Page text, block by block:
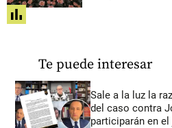
share
Te puede interesar
Sale a la luz la
del caso contra
participarán en